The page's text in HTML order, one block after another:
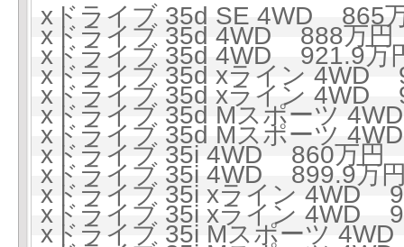
xドライブ 35d SE 4WD 865
xドライブ 35d 4WD 888万
xドライブ 35d 4WD 921.9万
xドライブ 35d xライン 4WD
xドライブ 35d xライン 4WD
xドライブ 35d Mスポーツ
xドライブ 35d Mスポーツ
xドライブ 35i 4WD 860万円
xドライブ 35i 4WD 899.9万
xドライブ 35i xライン 4WD
xドライブ 35i xライン 4WD
xドライブ 35i Mスポーツ